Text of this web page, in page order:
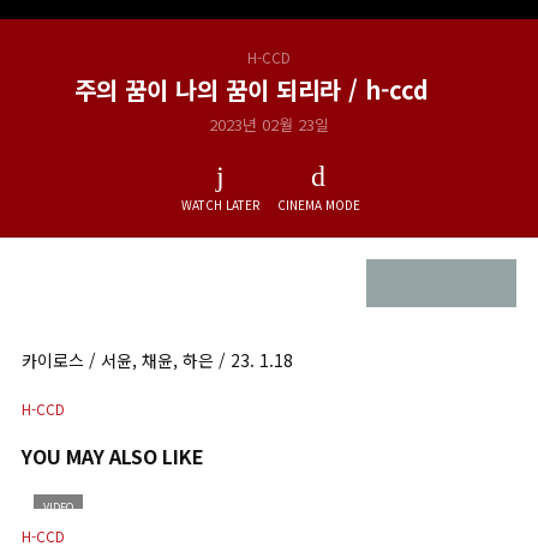
H-CCD
주의 꿈이 나의 꿈이 되리라 / h-ccd
2023년 02월 23일
WATCH LATER CINEMA MODE
카이로스 / 서윤, 채윤, 하은 / 23. 1.18
H-CCD
YOU MAY ALSO LIKE
VIDEO
H-CCD